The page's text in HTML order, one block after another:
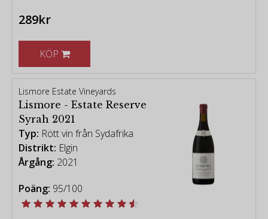
289kr
KÖP
Lismore Estate Vineyards
Lismore - Estate Reserve
Syrah 2021
Typ: Rött vin från Sydafrika
Distrikt: Elgin
Årgång: 2021
Poäng: 95/100